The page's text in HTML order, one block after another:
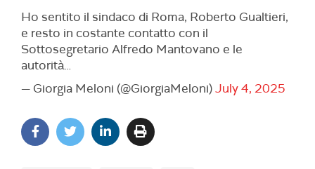
Ho sentito il sindaco di Roma, Roberto Gualtieri,
e resto in costante contatto con il
Sottosegretario Alfredo Mantovano e le
autorità…
— Giorgia Meloni (@GiorgiaMeloni)July 4, 2025